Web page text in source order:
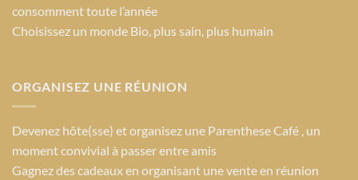
consomment toute l’année
Choisissez un monde Bio, plus sain, plus humain
ORGANISEZ UNE RÉUNION
Devenez hôte(sse) et organisez une Parenthese Café , un
moment convivial à passer entre amis
Gagnez des cadeaux en organisant une vente en réunion